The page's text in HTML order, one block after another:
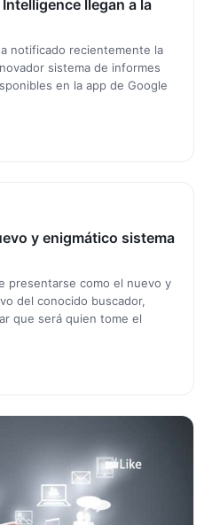
llegan a la
notificado recientemente la
sistema de informes
en la app de Google
y enigmático sistema
presentarse como el nuevo y
del conocido buscador,
que será quien tome el